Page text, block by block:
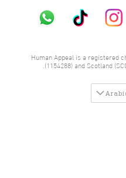
إنستاغرام تيك
توك
واتساب
© 2026. Human Appeal is a
(1154288) and Scotland